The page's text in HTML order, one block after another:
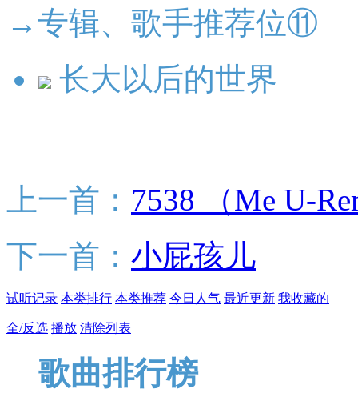
→专辑、歌手推荐位⑪
长大以后的世界
上一首： 7538 （Me U-
下一首： 小屁孩儿
试听记录 本类排行 本类推荐 今日人气 最近更新 我收藏的
全/反选 播放 清除列表
歌曲排行榜